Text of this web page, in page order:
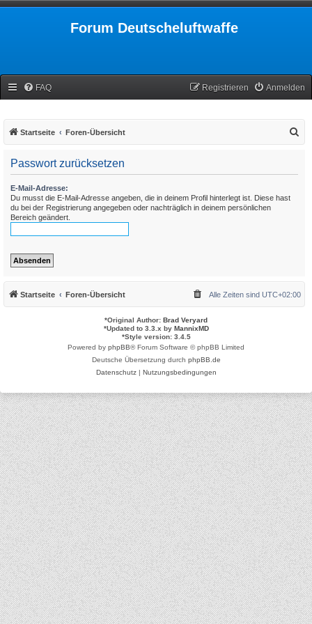
Forum Deutscheluftwaffe
FAQ Anmelden
Registrieren
Startseite Foren-Übersicht
Passwort zurücksetzen
E-Mail-Adresse:
Du musst die E-Mail-Adresse angeben, die in deinem Profil hinterlegt ist. Diese hast
du bei der Registrierung angegeben oder nachträglich in deinem persönlichen
Bereich geändert.
Startseite Foren-Übersicht Alle Zeiten sind UTC+02:00
*Original Author: Brad Veryard
*Updated to 3.3.x by MannixMD
*Style version: 3.4.5
Powered by phpBB® Forum Software © phpBB Limited
Deutsche Übersetzung durch phpBB.de
Datenschutz| Nutzungsbedingungen